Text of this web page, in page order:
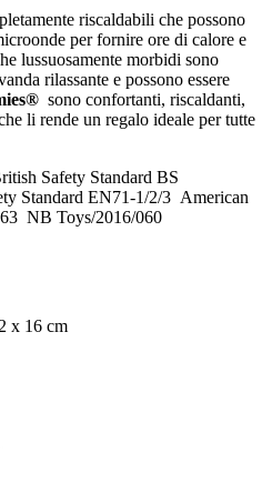
riscaldabili che possono
per fornire ore di calore e
lussuosamente morbidi sono
rilassante e possono essere
sono confortanti, riscaldanti,
li rende un regalo ideale per tutte
Safety Standard BS
Standard EN71-1/2/3 American
NB Toys/2016/060
x 16 cm